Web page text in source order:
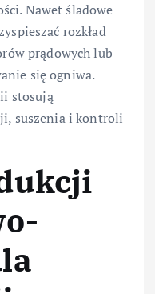
Nawet śladowe
rozkład
prądowych lub
się ogniwa.
stosują
suszenia i kontroli